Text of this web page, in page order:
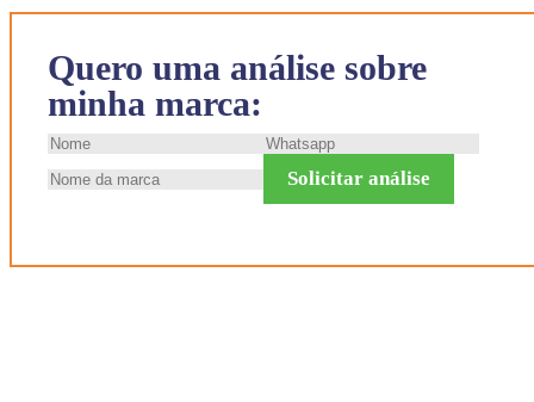
Quero uma análise sobre
minha marca:
Solicitar análise